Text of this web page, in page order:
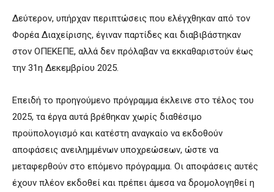
Δεύτερον, υπήρχαν περιπτώσεις που ελέγχθηκαν από τον
Φορέα Διαχείρισης, έγιναν παρτίδες και διαβιβάστηκαν
στον ΟΠΕΚΕΠΕ, αλλά δεν πρόλαβαν να εκκαθαριστούν έως
την 31η Δεκεμβρίου 2025.
Επειδή το προηγούμενο πρόγραμμα έκλεινε στο τέλος του
2025, τα έργα αυτά βρέθηκαν χωρίς διαθέσιμο
προϋπολογισμό και κατέστη αναγκαίο να εκδοθούν
αποφάσεις ανειλημμένων υποχρεώσεων, ώστε να
μεταφερθούν στο επόμενο πρόγραμμα. Οι αποφάσεις αυτές
έχουν πλέον εκδοθεί και πρέπει άμεσα να δρομολογηθεί η